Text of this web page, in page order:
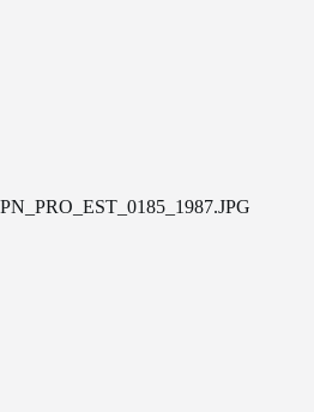
PN_PRO_EST_0185_1987.JPG